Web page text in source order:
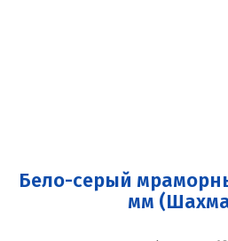
Бело-серый
мм